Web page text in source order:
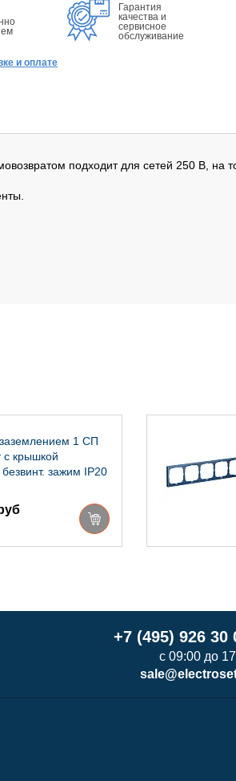
Гарантия
качества и
сервисное
обслуживание
и оплате
подходит для сетей 250 В, на
заземлением 1 СП
с крышкой
зажим IP20
аквамарин
+7 (495) 926 30
с 09:00 до